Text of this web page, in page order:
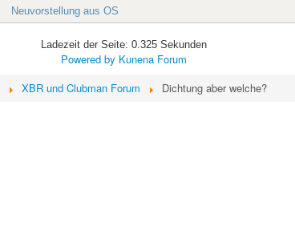
Neuvorstellung aus OS
Ladezeit der Seite: 0.325 Sekunden
Powered by Kunena Forum
XBR und Clubman Forum Dichtung aber welche?